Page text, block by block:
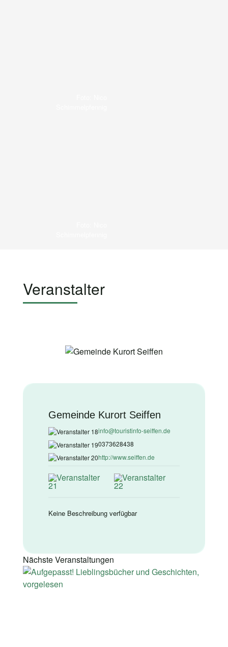
Veranstalter
Gemeinde Kurort Seiffen
info@touristinfo-seiffen.de
0373628438
http://www.seiffen.de
Keine Beschreibung verfügbar
Nächste Veranstaltungen